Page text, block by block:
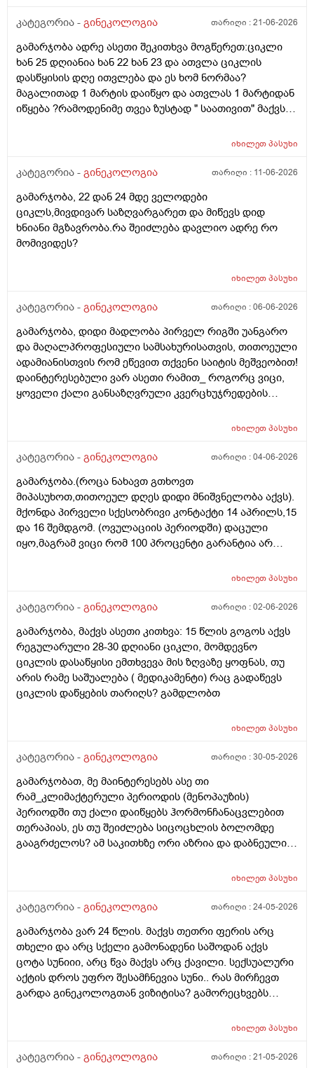
განმავლობაში ? შესაძლოა ისევ 23 ან 25 დღიანი
რამეა.ზოგადად წლებია აუტოიმონური თირეოდიტი
მაქვს.ხშირად მაქვს სანერვიულო.რითი შეიძლება
უნდაცკვების სახით რომ ვმართო ციკლის დღეები?
პასუხიც მივიღე და არა, ყველაფერი ჩვეულებრივადაა
არც ჭარბი სისხლდება არ არის.ადრე რომ 7 დღემდე
მითხარით რომ შეიმოწმეთო ტიესეიჩი და კიდევ სხვა
ასაკი 40
კატეგორია - გინეკოლოგია თარიღი :21-06-2026
გამარჯობა ადრე ასეთი შეკითხვა მოგწერეთ:ციკლი
ხან 25 დღიანია ხან 22 ხან 23 და ათვლა ციკლის
დასწყისის დღე ითვლება და ეს ხომ ნორმაა?
მაგალითად 1 მარტის დაიწყო და ათვლას 1 მარტიდან
იწყება ?რამოდენიმე თვეა ზუსტად " საათივით" მაქვს
მეშინია კიდევ ხომ არ ჩამოიწევს? მინდა რომ 25 ან
განმავლობაში ? შესაძლოა ისევ 23 ან 25 დღიანი
რამეა.ზოგადად წლებია აუტოიმონური თირეოდიტი
მაქვს.ხშირად მაქვს სანერვიულო.რითი შეიძლება
უნდაცკვების სახით რომ ვმართო ციკლის დღეები?
იხილეთპასუხი
კატეგორია - გინეკოლოგია თარიღი : 11-06-2026
გამარჯობა, 22 დან 24 მდე ველოდები
ციკლს,მივდივარ საზღვარგარეთ და მიწევს დიდ
ხნიანი მგზავრობა.რა შეიძლება დავლიო ადრე რო
მომივიდეს?
იხილეთპასუხი
კატეგორია - გინეკოლოგია თარიღი :06-06-2026
გამარჯობა, დიდი მადლობა პირველ რიგში უანგარო
და მაღალპროფესიული სამსახურისათვის, თითოეული
ადამიანისთვის რომ ეწევით თქვენი საიტის მეშვეობით!
დაინტერესებული ვარ ასეთი რამით_ როგორც ვიცი,
ყოველი ქალი განსაზღვრული კვერცხუჯრედების
თითოელისთვის, ეს რიცხვი ინდივიდუალურია? რაზეა
(ჩვილობიდან) რომელ პროცესებზე? ქალის
რომ დავუშვათ, ზოგიერთ ქალბატონს მეტი
რაოდენობა აქვთ მათ ორგანიზმში
კვერცხუჯრედებისა, დაბადების პროცესიდან და ზოგს
კი მცირე? მადლობთ!
იხილეთპასუხი
კატეგორია - გინეკოლოგია თარიღი :04-06-2026
გამარჯობა.(როცა ნახავთ გთხოვთ
მიპასუხოთ,თითოეულ დღეს დიდი მნიშვნელობა აქვს).
მქონდა პირველი სქესობრივი კონტაქტი 14 აპრილს,15
და 16 შემდგომ. (ოვულაციის პერიოდში) დაცული
იყო,მაგრამ ვიცი რომ 100 პროცენტი გარანტია არ
ვფოქრობ რადგანაც Implantation bleeding არსებობს და
ჩვეულებრივ 3-4 დღე,მაგრამ ადრე
მალევე ვირუსი შემხვდა,სიცხე,გულისრევის
შეგრძნებაც მქონდა. მალევე გავიკეთე
ტესტი,უარყოფითი იყო. ეგ უცნაური შეგრძნება
რამოდენიმე დღე მქონდა. ახლა მენტრუაციას
ველოდები,მაგრამ არ მომივიდა,შუალედი 28-32 დღე
მოქმედებსო,2 კვირის წინ სხვა ქალაქში გავემგვაზრე
გავიკეთე ისევ უარყოფითია. შემდეგი 1 კვირის
განმავლობაში ვერ ვახერხებ მისვლას ექიმთან. არის
რაიმე შანსი ფეხმძიმობის? აზრი აქვს განმეორებით
ტესტს? მენტრუაცია რეგულარული მქონდა ხოლმე28-
30 დღე შუალედი.
იხილეთპასუხი
კატეგორია - გინეკოლოგია თარიღი :02-06-2026
გამარჯობა, მაქვს ასეთი კითხვა: 15 წლის გოგოს აქვს
რეგულარული 28-30 დღიანი ციკლი, მომდევნო
ციკლის დასაწყისი ემთხვევა მის ზღვაზე ყოფნას, თუ
არის რამე საშუალება ( მედიკამენტი) რაც გადაწევს
ციკლის დაწყების თარიღს? გამდლობთ
იხილეთპასუხი
კატეგორია - გინეკოლოგია თარიღი :30-05-2026
გამარჯობათ, მე მაინტერესებს ასე თი
რამ_კლიმაქტერული პერიოდის (მენოპაუზის)
პერიოდში თუ ქალი დაიწყებს ჰორმონჩანაცვლებით
თერაპიას, ეს თუ შეიძლება სიცოცხლის ბოლომდე
გააგრძელოს? ამ საკითხზე ორი აზრია და დაბნეული
ჰორმონჩანაცვლებითი თერაპია (სიცოცხლის
დაავადებებსა და ალცჰაიმერის რისკს უმცირებს და
სიმსივნურ პროცესებს უწყობს ხელს (საშვილოსნო,
საკვერცხეები და უპირველესად, მკერდი). თუ
შეიძლება, მითხრათ_დიდი მადლობა
გულისხმიერებისთვის!
იხილეთპასუხი
კატეგორია - გინეკოლოგია თარიღი :24-05-2026
გამარჯობა ვარ 24 წლის. მაქვს თეთრი ფერის არც
თხელი და არც სქელი გამონადენი საშოდან აქვს
ცოტა სუნიიი, არც წვა მაქვს არც ქავილი. სექსუალური
აქტის დროს უფრო შესამჩნევია სუნი.. რას მირჩევთ
გარდა გინეკოლოგთან ვიზიტისა? გამორეცხვებს
მაინტერესებს პირიდან ამომდის რაღაცნაირი სუნი
იყოს?
იხილეთპასუხი
კატეგორია - გინეკოლოგია თარიღი :21-05-2026